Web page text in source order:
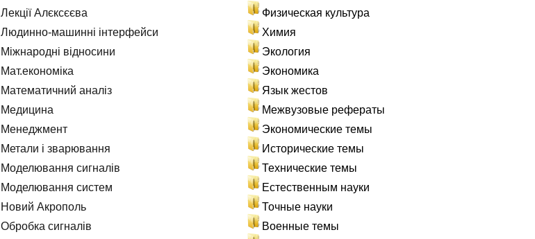
Лекції Алєксєєва
Людинно-машинні інтерфейси
Міжнародні відносини
Мат.економіка
Математичний аналіз
Медицина
Менеджмент
Метали і зварювання
Моделювання сигналів
Моделювання систем
Новий Акрополь
Обробка сигналів
Физическая культура
Химия
Экология
Экономика
Язык жестов
Межвузовые рефераты
Экономические темы
Исторические темы
Технические темы
Естественным науки
Точные науки
Военные темы